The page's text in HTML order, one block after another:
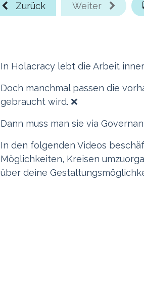
Zurück Weiter
In Holacracy lebt die Arbeit
Doch manchmal passen die
gebraucht wird. ❌
Dann muss man sie via
In den folgenden Videos
Möglichkeiten, Kreisen
über deine